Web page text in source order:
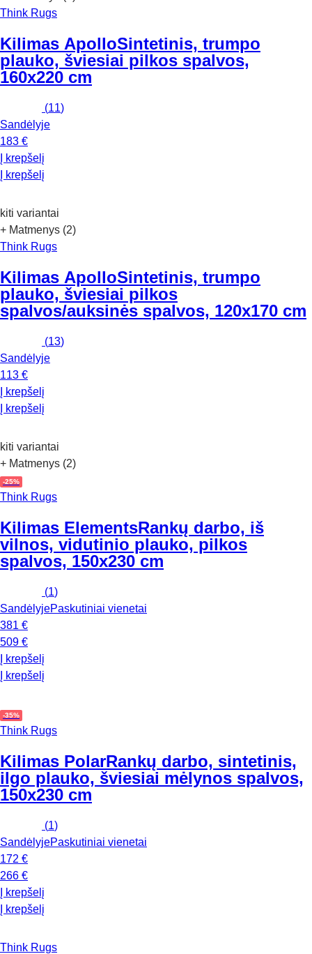
Think Rugs
Kilimas ApolloSintetinis, trumpo
plauko, šviesiai pilkos spalvos,
160x220 cm
(11)
Sandėlyje
183 €
Į krepšelį
Į krepšelį
kiti variantai
+ Matmenys (2)
Think Rugs
Kilimas ApolloSintetinis, trumpo
plauko, šviesiai pilkos
spalvos/auksinės spalvos, 120x170 cm
(13)
Sandėlyje
113 €
Į krepšelį
Į krepšelį
kiti variantai
+ Matmenys (2)
-25%
Think Rugs
Kilimas ElementsRankų darbo, iš
vilnos, vidutinio plauko, pilkos
spalvos, 150x230 cm
(1)
SandėlyjePaskutiniai vienetai
381 €
509 €
Į krepšelį
Į krepšelį
-35%
Think Rugs
Kilimas PolarRankų darbo, sintetinis,
ilgo plauko, šviesiai mėlynos spalvos,
150x230 cm
(1)
SandėlyjePaskutiniai vienetai
172 €
266 €
Į krepšelį
Į krepšelį
Think Rugs